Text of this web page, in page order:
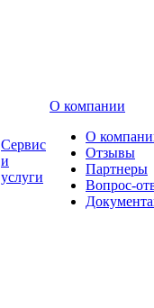
Сервис
и
услуги
О компании
О
Отзывы
Партнеры
Вопрос-